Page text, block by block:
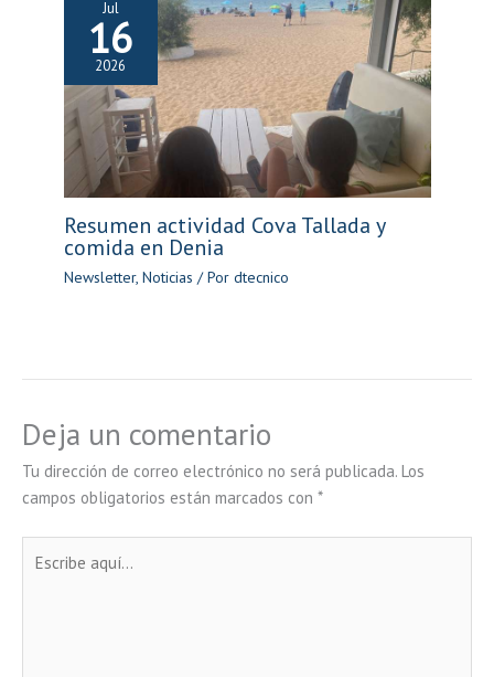
Jul
16
2026
Resumen actividad Cova Tallada y
comida en Denia
Newsletter, Noticias / Por dtecnico
Deja un comentario
Tu dirección de correo electrónico no será publicada. Los
campos obligatorios están marcados con *
aquí...